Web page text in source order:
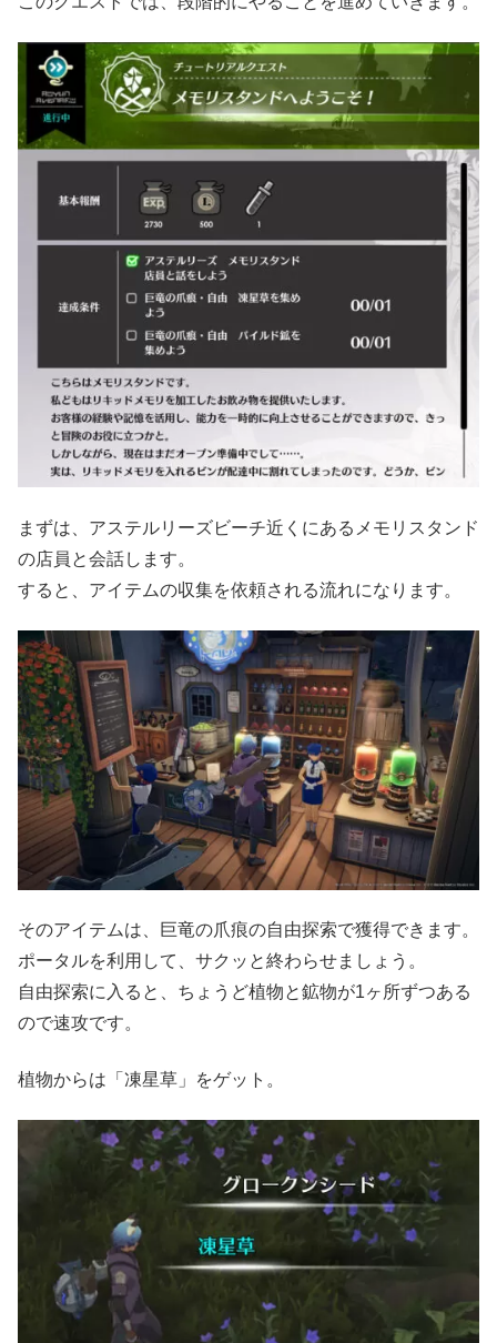
まずは、アステルリーズビーチ近くにあるメモリスタンド
の店員と会話します。
すると、アイテムの収集を依頼される流れになります。
そのアイテムは、巨竜の爪痕の自由探索で獲得できます。
ポータルを利用して、サクッと終わらせましょう。
自由探索に入ると、ちょうど植物と鉱物が1ヶ所ずつある
ので速攻です。
植物からは「凍星草」をゲット。